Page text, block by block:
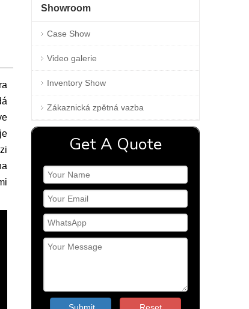
Showroom
Case Show
Video galerie
Inventory Show
Zákaznická zpětná vazba
Get A Quote